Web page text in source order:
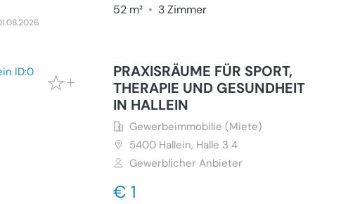
52 m² • 3 Zimmer
PRAXISRÄUME FÜR SPORT,
THERAPIE UND GESUNDHEIT
IN HALLEIN
Gewerbeimmobilie (Miete)
5400 Hallein, Halle 3 4
Gewerblicher Anbieter
€ 1